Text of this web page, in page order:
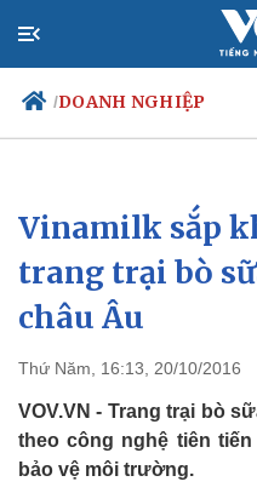
/DOANH NGHIỆP
Chính trị
Tổ chức nhân sự
Quốc hội
Vinamilk sắp
trang trại bò
châu Âu
Thứ Năm, 16:13, 20/10/2016
VOV.VN - Trang trại bò
theo công nghệ tiên
bảo vệ môi trường.